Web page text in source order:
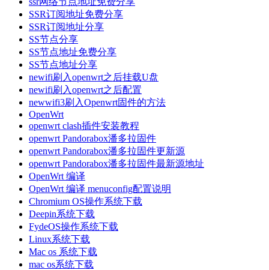
SSR订阅地址免费分享
SSR订阅地址分享
SS节点分享
SS节点地址免费分享
SS节点地址分享
newifi刷入openwrt之后挂载U盘
newifi刷入openwrt之后配置
newwifi3刷入Openwrt固件的方法
OpenWrt
openwrt clash插件安装教程
openwrt Pandorabox潘多拉固件
openwrt Pandorabox潘多拉固件更新源
openwrt Pandorabox潘多拉固件最新源地址
OpenWrt 编译
OpenWrt 编译 menuconfig配置说明
Chromium OS操作系统下载
Deepin系统下载
FydeOS操作系统下载
Linux系统下载
Mac os 系统下载
mac os系统下载